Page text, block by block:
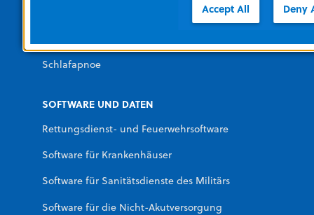
Schlafapnoe
SOFTWARE UND DATEN
Rettungsdienst- und Feuerwehrsoftware
Software für Krankenhäuser
Software für Sanitätsdienste des Militärs
Software für die Nicht-Akutversorgung
Accept All Deny